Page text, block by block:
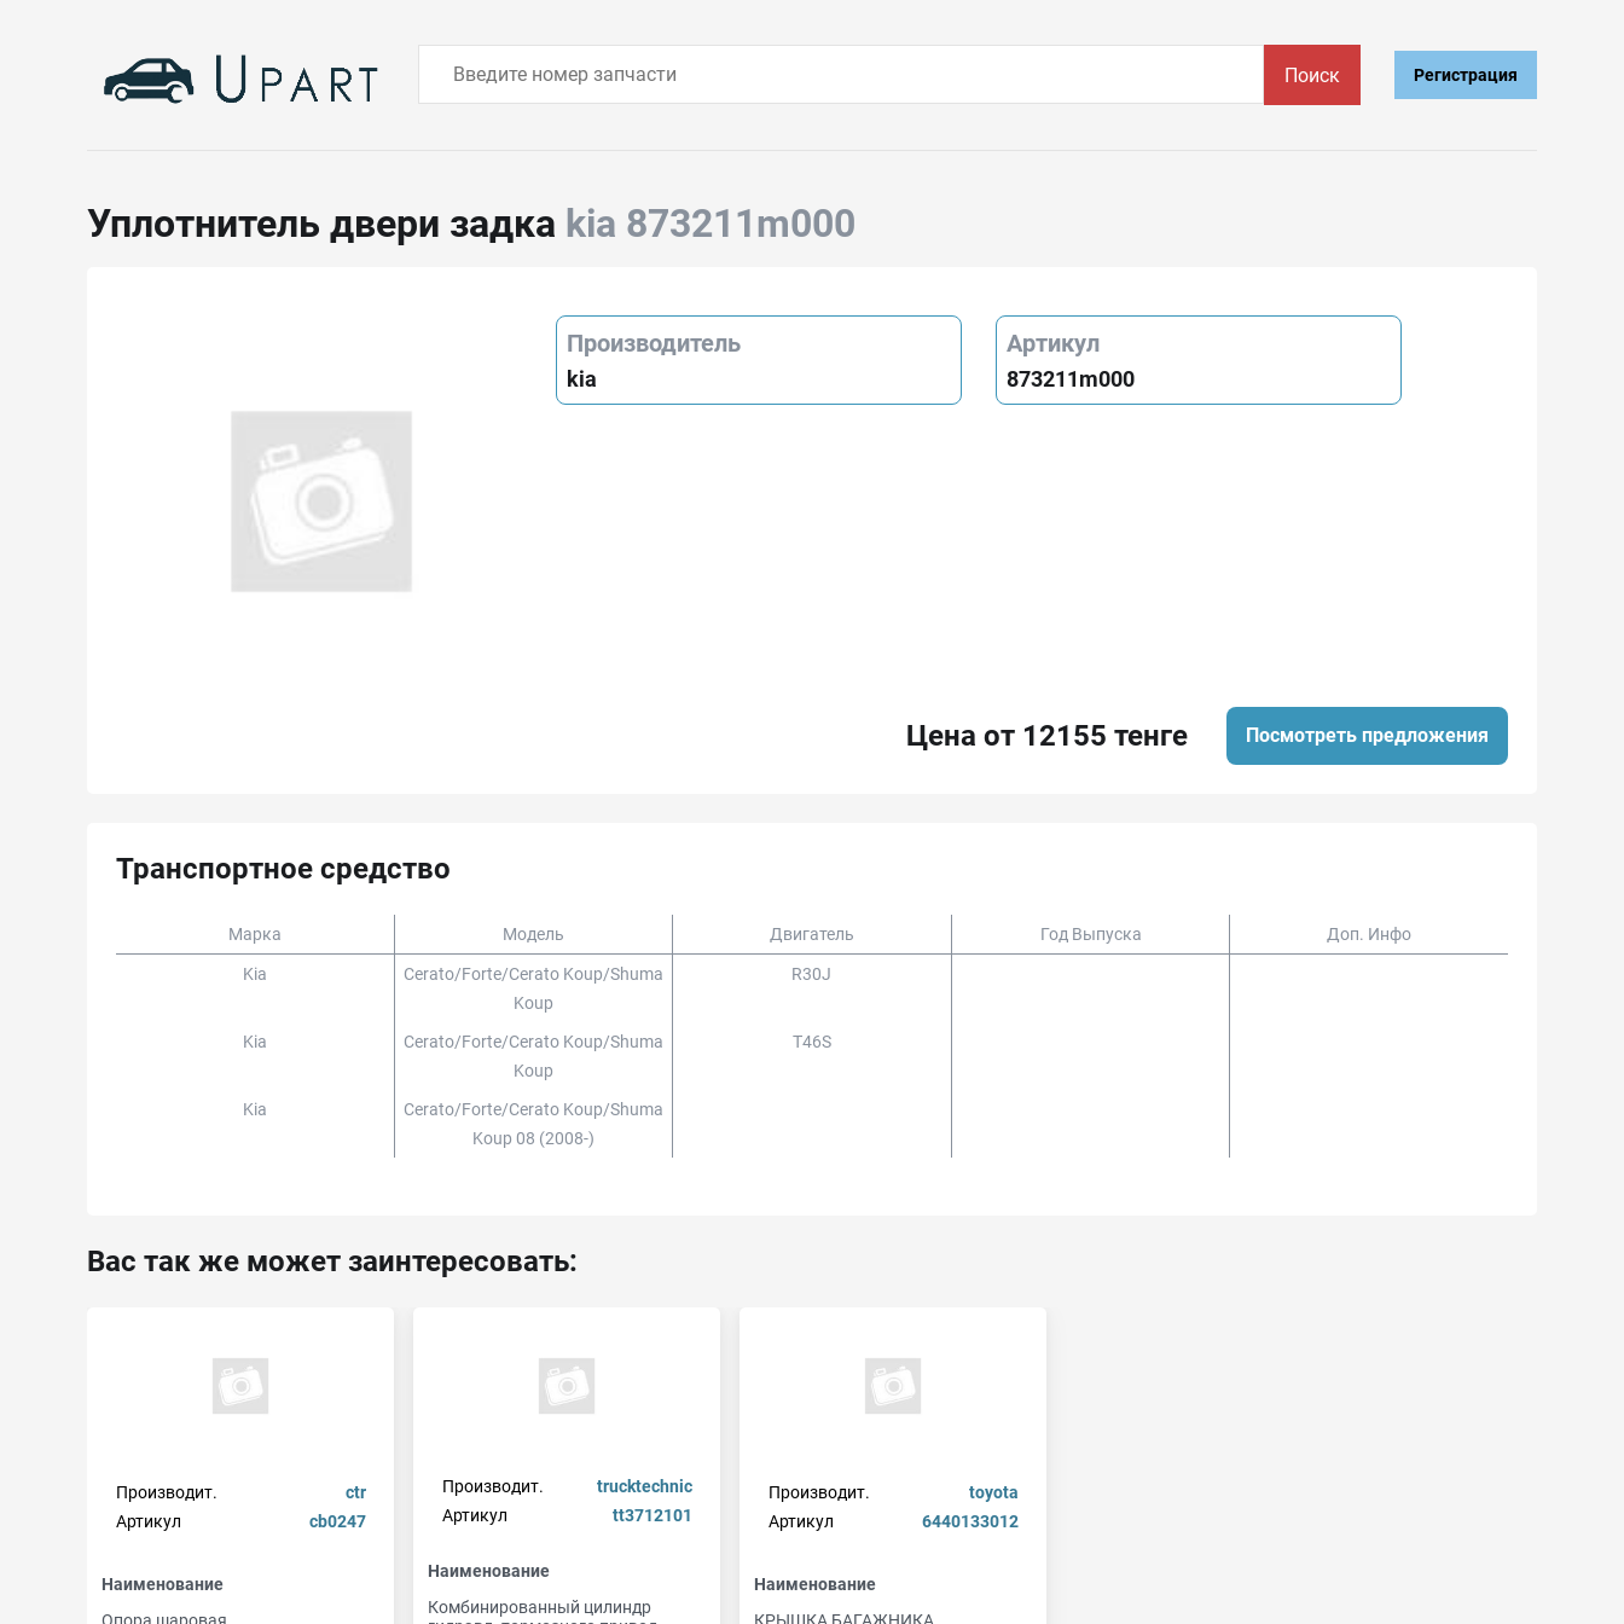
Поиск Регистрация
Уплотнитель двери задка kia 873211m000
Производитель
kia
Артикул
873211m000
Цена от 12155 тенге Посмотреть предложения
Транспортное средство
Марка Модель Двигатель Год Выпуска Доп. Инфо
Kia
Cerato/forte/cerato Koup/shuma
Koup
R30J
Kia
Cerato/forte/cerato Koup/shuma
Koup
T46S
Kia
Cerato/forte/cerato Koup/shuma
Koup 08 (2008-)
Вас так же может заинтересовать:
Производит.
ctr
Артикул
cb0247
Наименование
Опора шаровая
Производит.
trucktechnic
Артикул
tt3712101
Наименование
Комбинированный цилиндр
Производит.
toyota
Артикул
6440133012
Наименование
КРЫШКА БАГАЖНИКА